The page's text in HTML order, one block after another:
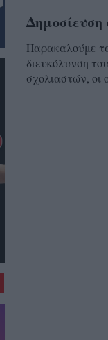
Δημοσίευση
Παρακαλούμε
διευκόλυνση
σχολιαστών, οι